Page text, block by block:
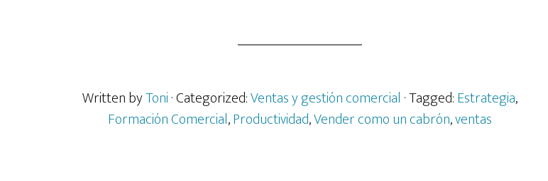
Written byToni· Categorized:Ventas y gestión comercial · Tagged:Estrategia,
Formación Comercial,Productividad,Vender como un cabrón,ventas